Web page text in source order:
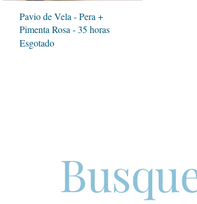
Visualização rápida
Pavio de Vela - Pera +
Pimenta Rosa - 35 horas
Esgotado